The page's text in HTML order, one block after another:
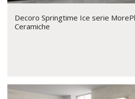
Decoro Springtime Ice serie
Ceramiche